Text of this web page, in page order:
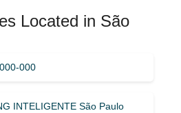
Located in São
000
INTELIGENTE São Paulo